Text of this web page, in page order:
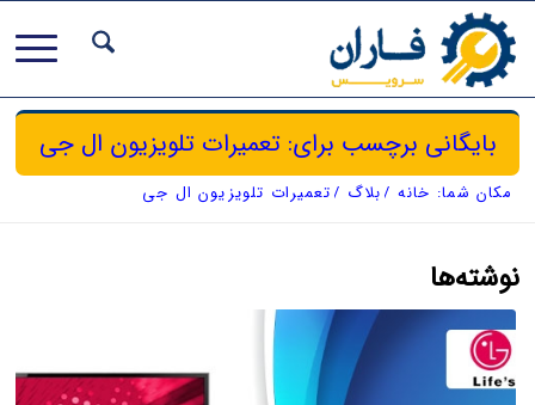
بایگانی برچسب برای: تعمیرات تلویزیون ال جی
مکان شما: خانه /بلاگ /تعمیرات تلویزیون ال جی
نوشته‌ها